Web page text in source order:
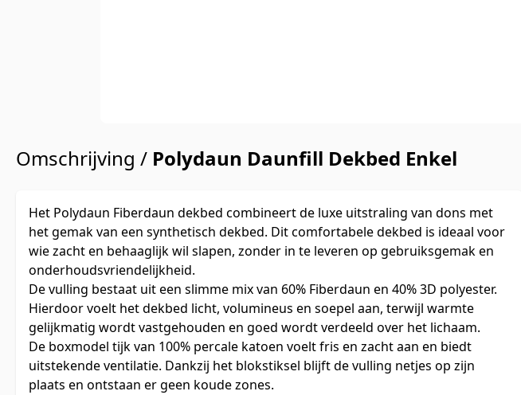
Omschrijving / Polydaun Daunfill Dekbed Enkel
Het Polydaun Fiberdaun dekbed combineert de luxe uitstraling van dons met
het gemak van een synthetisch dekbed. Dit comfortabele dekbed is ideaal voor
wie zacht en behaaglijk wil slapen, zonder in te leveren op gebruiksgemak en
onderhoudsvriendelijkheid.
De vulling bestaat uit een slimme mix van 60% Fiberdaun en 40% 3D polyester.
Hierdoor voelt het dekbed licht, volumineus en soepel aan, terwijl warmte
gelijkmatig wordt vastgehouden en goed wordt verdeeld over het lichaam.
De boxmodel tijk van 100% percale katoen voelt fris en zacht aan en biedt
uitstekende ventilatie. Dankzij het blokstiksel blijft de vulling netjes op zijn
plaats en ontstaan er geen koude zones.